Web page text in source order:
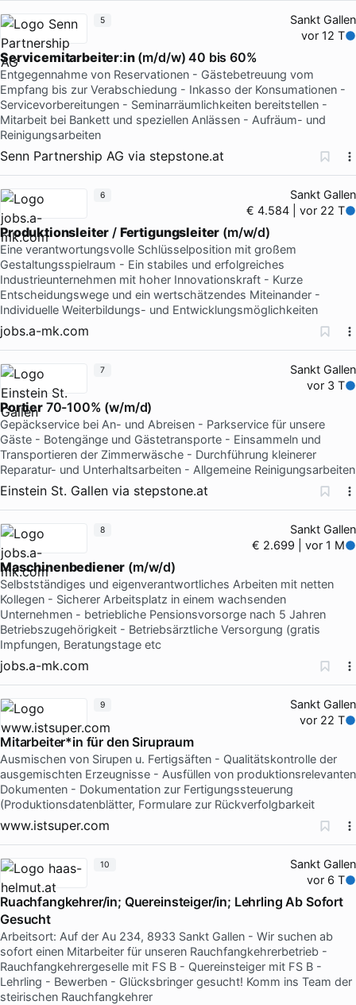
Sankt Gallen
vor 12 T
Servicemitarbeiter:in(m/d/w) 40 bis 60%
Entgegennahme von Reservationen - Gästebetreuung vom
Empfang bis zur Verabschiedung - Inkasso der Konsumationen -
Servicevorbereitungen - Seminarräumlichkeiten bereitstellen -
Mitarbeit bei Bankett und speziellen Anlässen - Aufräum- und
Reinigungsarbeiten
Senn Partnership AG via stepstone.at
5
Sankt Gallen
€ 4.584 | vor 22 T
Produktionsleiter / Fertigungsleiter (m/w/d)
Eine verantwortungsvolle Schlüsselposition mit großem
Gestaltungsspielraum - Ein stabiles und erfolgreiches
Industrieunternehmen mit hoher Innovationskraft - Kurze
Entscheidungswege und ein wertschätzendes Miteinander -
Individuelle Weiterbildungs- und Entwicklungsmöglichkeiten
jobs.a-mk.com
6
Sankt Gallen
vor 3 T
Portier70-100% (w/m/d)
Gepäckservice bei An- und Abreisen - Parkservice für unsere
Gäste - Botengänge und Gästetransporte - Einsammeln und
Transportieren der Zimmerwäsche - Durchführung kleinerer
Reparatur- und Unterhaltsarbeiten - Allgemeine Reinigungsarbeiten
Einstein St. Gallen via stepstone.at
7
Sankt Gallen
€ 2.699 | vor 1 M
Maschinenbediener (m/w/d)
Selbstständiges und eigenverantwortliches Arbeiten mit netten
Kollegen - Sicherer Arbeitsplatz in einem wachsenden
Unternehmen - betriebliche Pensionsvorsorge nach 5 Jahren
Betriebszugehörigkeit - Betriebsärztliche Versorgung (gratis
Impfungen, Beratungstage etc
jobs.a-mk.com
8
Sankt Gallen
vor 22 T
Mitarbeiter*in für den Sirupraum
Ausmischen von Sirupen u. Fertigsäften - Qualitätskontrolle der
ausgemischten Erzeugnisse - Ausfüllen von produktionsrelevanten
Dokumenten - Dokumentation zur Fertigungssteuerung
(Produktionsdatenblätter, Formulare zur Rückverfolgbarkeit
www.istsuper.com
9
Sankt Gallen
vor 6 T
Ruachfangkehrer/in; Quereinsteiger/in; Lehrling Ab Sofort
Gesucht
Arbeitsort: Auf der Au 234, 8933 Sankt Gallen - Wir suchen ab
sofort einen Mitarbeiter für unseren Rauchfangkehrerbetrieb -
Rauchfangkehrergeselle mit FS B - Quereinsteiger mit FS B -
Lehrling - Bewerben - Glücksbringer gesucht! Komm ins Team der
steirischen Rauchfangkehrer
10